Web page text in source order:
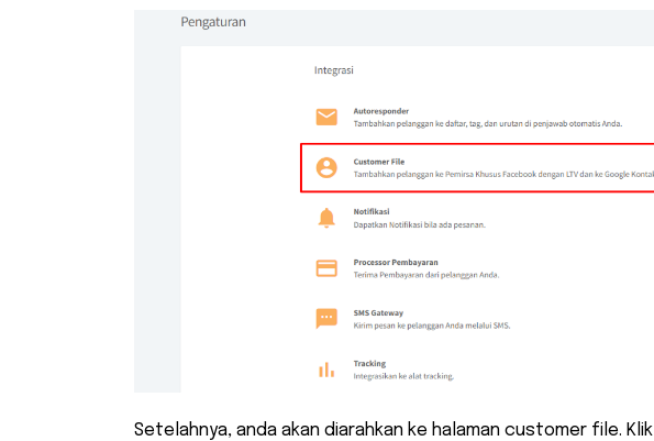
Setelahnya, anda akan diarahkan ke halaman customer file. Klik